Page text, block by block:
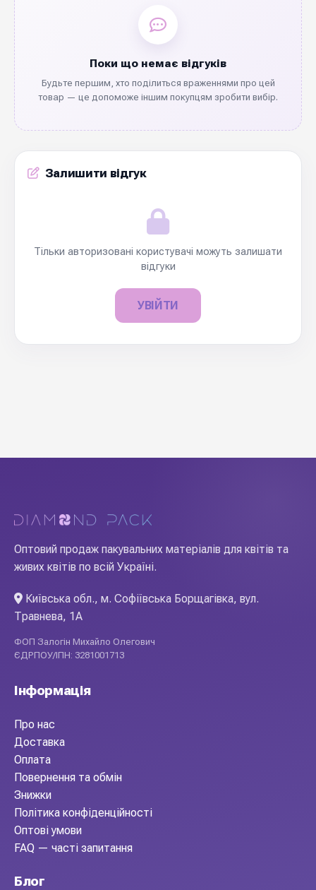
Поки що немає відгуків
Будьте першим, хто поділиться враженнями про цей
товар — це допоможе іншим покупцям зробити вибір.
Залишити відгук
Тільки авторизовані користувачі можуть залишати
відгуки
УВІЙТИ
Оптовий продаж пакувальних матеріалів для квітів та
живих квітів по всій Україні.
Київська обл., м. Софіївська Борщагівка, вул.
Травнева, 1А
ФОП Залогін Михайло Олегович
ЄДРПОУ/ІПН: 3281001713
Інформація
Про нас
Доставка
Оплата
Повернення та обмін
Знижки
Політика конфіденційності
Оптові умови
FAQ — часті запитання
Блог